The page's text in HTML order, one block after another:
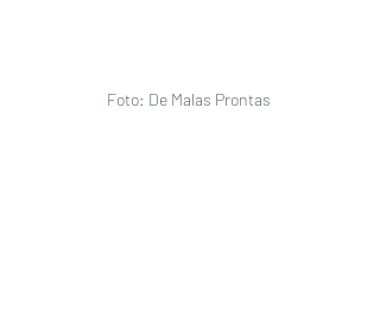
Foto: De Malas Prontas